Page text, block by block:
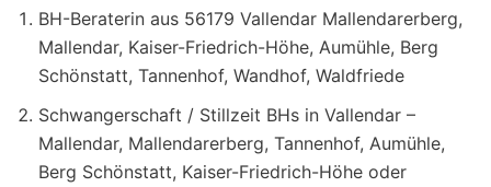
BH-Beraterin aus 56179 Vallendar Mallendarerberg,
Mallendar, Kaiser-Friedrich-Höhe, Aumühle, Berg
Schönstatt, Tannenhof, Wandhof, Waldfriede
Schwangerschaft / Stillzeit BHs in Vallendar –
Mallendar, Mallendarerberg, Tannenhof, Aumühle,
Berg Schönstatt, Kaiser-Friedrich-Höhe oder